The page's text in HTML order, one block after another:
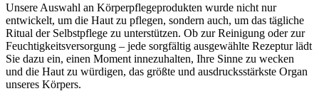
Unsere Auswahl an Körperpflegeprodukten wurde nicht nur
entwickelt, um die Haut zu pflegen, sondern auch, um das tägliche
Ritual der Selbstpflege zu unterstützen. Ob zur Reinigung oder zur
Feuchtigkeitsversorgung – jede sorgfältig ausgewählte Rezeptur lädt
Sie dazu ein, einen Moment innezuhalten, Ihre Sinne zu wecken
und die Haut zu würdigen, das größte und ausdrucksstärkste Organ
unseres Körpers.